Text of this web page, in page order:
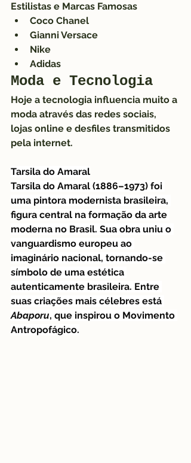
Estilistas e Marcas Famosas
Coco Chanel
Gianni Versace
Nike
Adidas
Moda e Tecnologia
Hoje a tecnologia influencia muito a
moda através das redes sociais,
lojas online e desfiles transmitidos
pela internet.
Tarsila do Amaral
Tarsila do Amaral (1886–1973) foi
uma pintora modernista brasileira,
figura central na formação da arte
moderna no Brasil. Sua obra uniu o
vanguardismo europeu ao
imaginário nacional, tornando-se
símbolo de uma estética
autenticamente brasileira. Entre
suas criações mais célebres está
Abaporu, que inspirou o Movimento
Antropofágico.